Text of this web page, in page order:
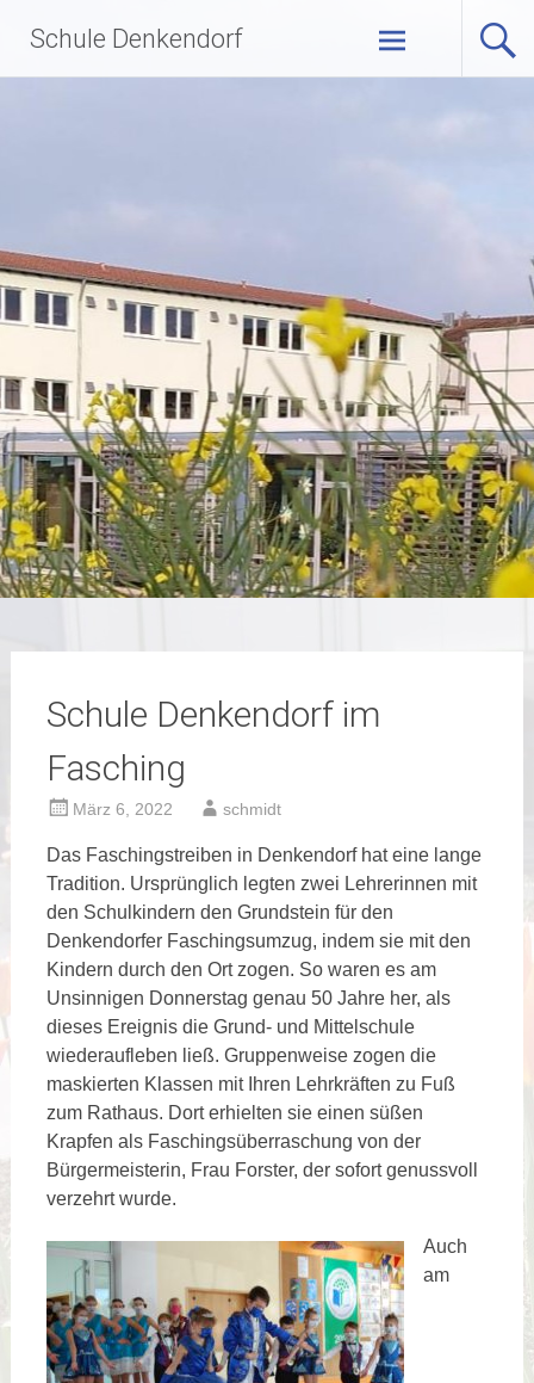
InhaltSchule Denkendorf
Schule Denkendorf im
Fasching
März 6, 2022 schmidt
Das Faschingstreiben in Denkendorf hat eine lange
Tradition. Ursprünglich legten zwei Lehrerinnen mit
den Schulkindern den Grundstein für den
Denkendorfer Faschingsumzug, indem sie mit den
Kindern durch den Ort zogen. So waren es am
Unsinnigen Donnerstag genau 50 Jahre her, als
dieses Ereignis die Grund- und Mittelschule
wiederaufleben ließ. Gruppenweise zogen die
maskierten Klassen mit Ihren Lehrkräften zu Fuß
zum Rathaus. Dort erhielten sie einen süßen
Krapfen als Faschingsüberraschung von der
Bürgermeisterin, Frau Forster, der sofort genussvoll
verzehrt wurde.
Auch
am